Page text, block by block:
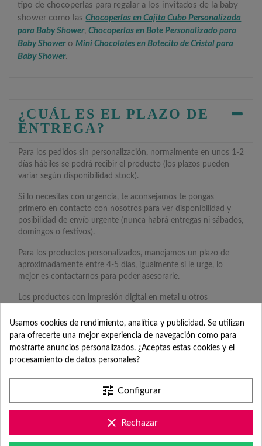
tipo de chocoperlas para regalar a los invitados de la baby
shower como lasChocoperlas en Cajita Cubo Personalizada
para Baby Shower,Chocoperlas en Bote Personalizado para
Baby ShoweroMini Chocolates en Botecito de Cristal para
Baby Shower.
¿CUÁL ES EL PLAZO DE
ENTREGA?
Para los pedidos sin personalización, normalmente en unos 1-2
días hábiles se podrá recibir el producto (los plazos pueden
variar según disponibilidad stock).
Si lo necesitas con urgencia, te aconsejamos te pongas
primero en contacto con nosotros para ver disponibilidad y
posibilidad de envío urgente (nunca habrá entregas ni sábados,
domingos o festivos).
Para los productos personalizados, manejamos un plazo de
aproximadamente entre 4-5 días, igualmente si le urge, lo
mejor es contactarnos para poder asesorarle.
Los productos con impresión digital en metal u otros
modo, las galletas de la suerte también tienen plazo de
producción y envío de 2.3 semanas.
¿CÓMO PUEDO
PERSONALIZAR EL
PRODUCTO?
TODAVÍA NO TENGO EL
DISEÑO O LA FOTO
Usamos cookies de rendimiento, analítica y publicidad. Se utilizan
para ofrecerte una mejor experiencia de navegación como para
mostrarte anuncios personalizados. ¿Aceptas estas cookies y el
procesamiento de datos personales?
tune Configurar
clear Rechazar